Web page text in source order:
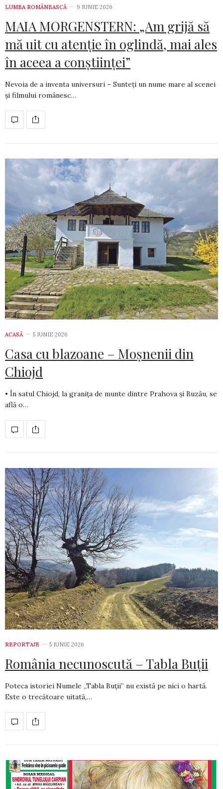
LUMEA ROMÂNEASCĂ 9 IUNIE 2026
MAIA MORGENSTERN: „Am grijă să
mă uit cu atenție în oglindă, mai ales
în aceea a conștiinței”
Nevoia de a inventa universuri – Sunteți un nume mare al scenei
și filmului românesc…
ACASĂ 5 IUNIE 2026
Casa cu blazoane – Moșnenii din
Chiojd
• În satul Chiojd, la granița de munte dintre Prahova și Buzău, se
află o…
REPORTAJE 5 IUNIE 2026
România necunoscută – Tabla Buții
Poteca istoriei Numele „Tabla Buții” nu există pe nici o hartă.
Este o trecătoare uitată,…